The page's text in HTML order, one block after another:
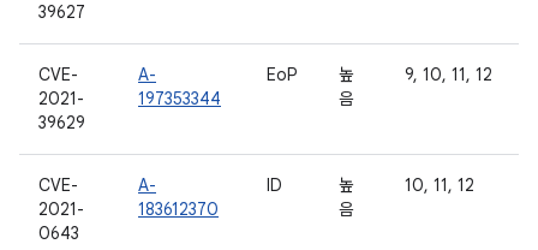
39627
CVE-
2021-
39629
A-
197353344
EoP
높
음
9, 10, 11, 12
CVE-
2021-
0643
A-
183612370
ID
높
음
10, 11, 12